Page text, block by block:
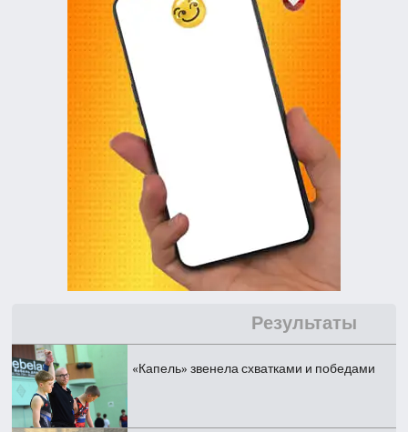
Результаты
«Капель» звенела схватками и победами